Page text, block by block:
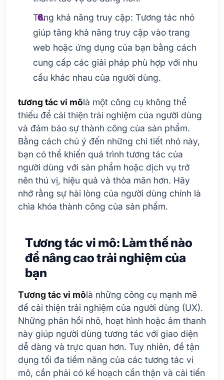
Tăng khả năng truy cập: Tương tác nhỏ
giúp tăng khả năng truy cập vào trang
web hoặc ứng dụng của bạn bằng cách
cung cấp các giải pháp phù hợp với nhu
cầu khác nhau của người dùng.
tương tác vi môlà một công cụ không thể
thiếu để cải thiện trải nghiệm của người dùng
và đảm bảo sự thành công của sản phẩm.
Bằng cách chú ý đến những chi tiết nhỏ này,
bạn có thể khiến quá trình tương tác của
người dùng với sản phẩm hoặc dịch vụ trở
nên thú vị, hiệu quả và thỏa mãn hơn. Hãy
nhớ rằng sự hài lòng của người dùng chính là
chìa khóa thành công của sản phẩm.
Tương tác vi mô: Làm thế nào
để nâng cao trải nghiệm của
bạn
Tương tác vi môlà những công cụ mạnh mẽ
để cải thiện trải nghiệm của người dùng (UX).
Những phản hồi nhỏ, hoạt hình hoặc âm thanh
này giúp người dùng tương tác với giao diện
dễ dàng và trực quan hơn. Tuy nhiên, để tận
dụng tối đa tiềm năng của các tương tác vi
mô, cần phải có kế hoạch cẩn thận và cải tiến